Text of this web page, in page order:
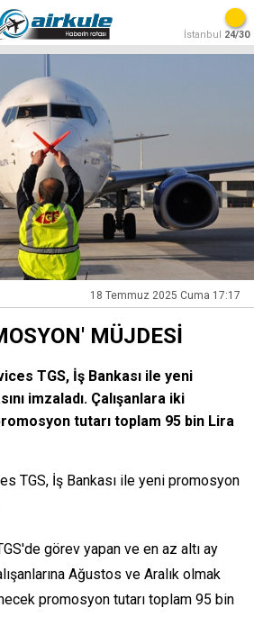
İstanbul 24/30
18 Temmuz 2025 Cuma 17:17
MÜJDESİ
TGS, İş Bankası ile yeni
imzaladı. Çalışanlara iki
tutarı toplam 95 bin Lira
TGS, İş Bankası ile yeni promosyon
görev yapan ve en az altı ay
Ağustos ve Aralık olmak
promosyon tutarı toplam 95 bin